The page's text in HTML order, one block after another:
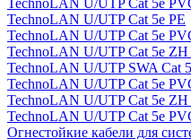
TechnoLAN U/UTP Cat 5e
TechnoLAN U/UTP Cat 5e PE
TechnoLAN U/UTP Cat 5e
TechnoLAN U/UTP Cat 5e
TechnoLAN U/UTP SWA Cat
TechnoLAN U/UTP Cat 5e
TechnoLAN U/UTP Cat 5e
TechnoLAN U/UTP Cat 5e
Огнестойкие кабели для